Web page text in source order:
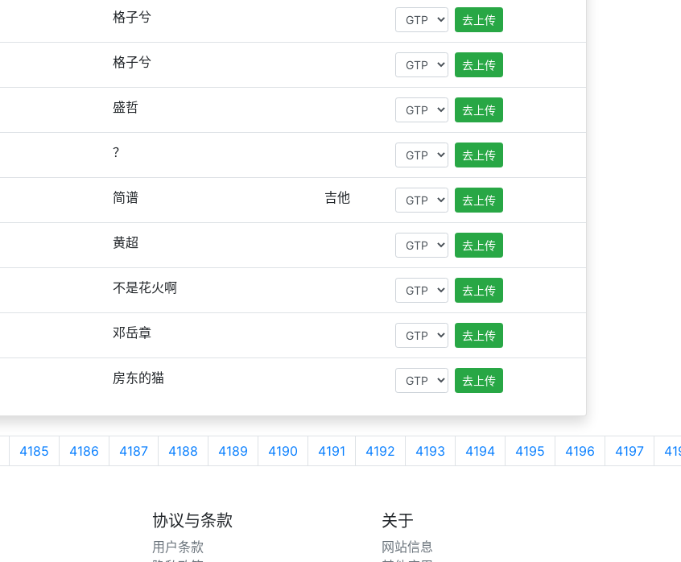
格子兮 去上传
格子兮 去上传
盛哲 去上传
？ 去上传
简谱 吉他 去上传
黄超 去上传
不是花火啊 去上传
邓岳章 去上传
房东的猫 去上传
4185 4186 4187 4188 4189 4190 4191 4192 4193 4194 4195 4196 4197
协议与条款
用户条款
关于
网站信息